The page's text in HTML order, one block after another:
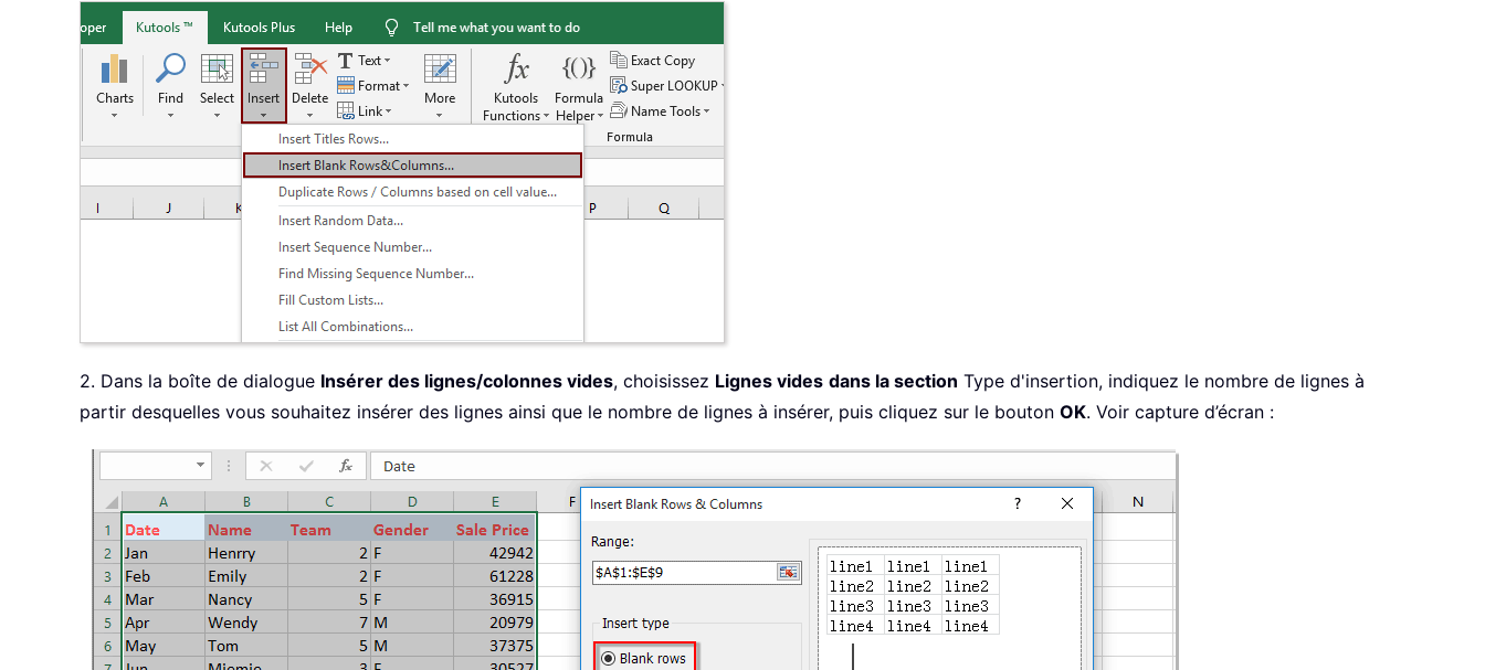
2. Dans la boîte de dialogue Insérer des lignes/colonnes vides, choisissez Lignes vides dans la section Type d'insertion, indiquez le nombre de lignes à
partir desquelles vous souhaitez insérer des lignes ainsi que le nombre de lignes à insérer, puis cliquez sur le bouton OK. Voir capture d’écran :